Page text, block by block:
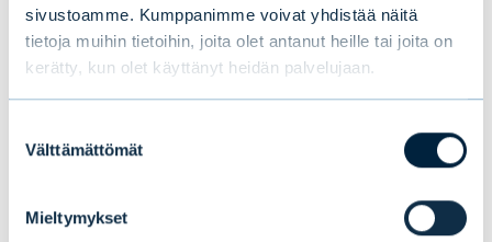
sivustoamme. Kumppanimme voivat yhdistää näitä
tietoja muihin tietoihin, joita olet antanut heille tai joita on
kerätty, kun olet käyttänyt heidän palvelujaan.
valinta
Välttämättömät
Mieltymykset
Finanssipolitiikka on vahvasti elvyttävää.
Yritysten tulokset ja
osakemarkkinoiden arvostustasot:
Inflaation ja energiakustannusten nousu
tuotantoon. Kysynnässä nähdään